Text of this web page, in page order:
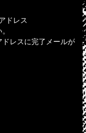
ドレス
レスに完了メールが